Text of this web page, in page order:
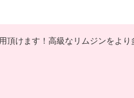
けます！高級なリムジンをよ